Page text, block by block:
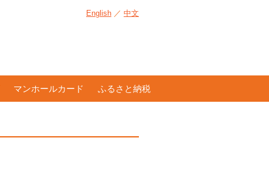
English ／ 中文
マンホールカード ふるさと納税